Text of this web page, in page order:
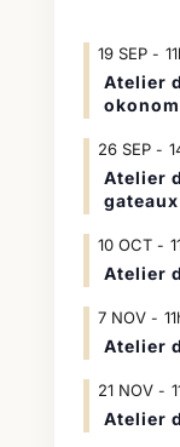
19 SEP
Atelier
26 SEP
Atelier
10 OCT
Atelier
7 NOV
Atelier
21 NOV
Atelier